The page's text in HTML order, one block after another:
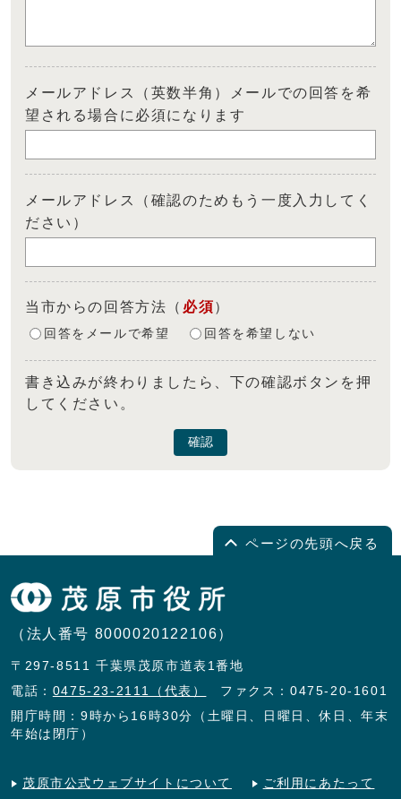
メールアドレス（英数半角）メールでの回答を希
望される場合に必須になります
メールアドレス（確認のためもう一度入力してく
ださい）
当市からの回答方法 （ 必須）
回答をメールで希望 回答を希望しない
書き込みが終わりましたら、下の確認ボタンを押
してください。
確認
ページの先頭へ戻る
（法人番号 8000020122106）
〒297-8511 千葉県茂原市道表1番地
電話： 0475-23-2111（代表）
ファクス：0475-20-1601
開庁時間：9時から16時30分（土曜日、日曜日、休日、年末
年始は閉庁）
茂原市公式ウェブサイトについて ご利用にあたって